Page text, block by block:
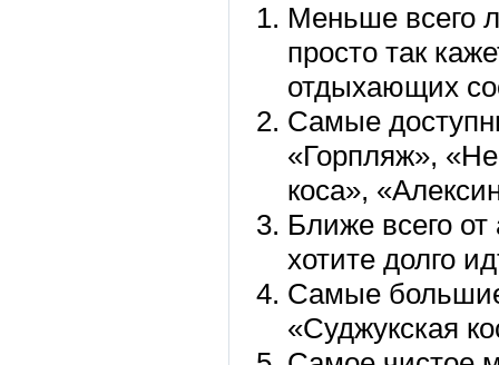
Меньше всего
просто так
отдыхающих
Самые
«Горпляж»,
коса»,
Ближе всего
хотите долго
Самые
«Суджукская